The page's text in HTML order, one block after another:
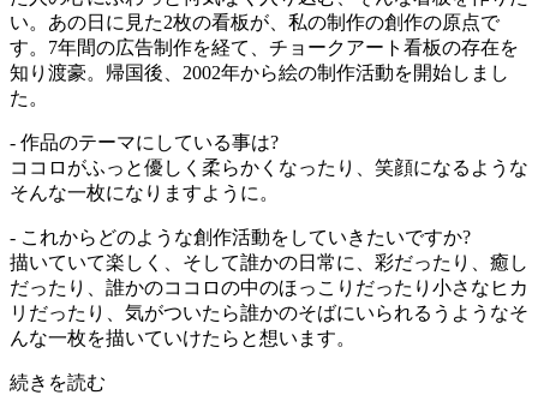
い。あの日に見た2枚の看板が、私の制作の創作の原点で
す。7年間の広告制作を経て、チョークアート看板の存在を
知り渡豪。帰国後、2002年から絵の制作活動を開始しまし
た。
- 作品のテーマにしている事は?
ココロがふっと優しく柔らかくなったり、笑顔になるような
そんな一枚になりますように。
- これからどのような創作活動をしていきたいですか?
描いていて楽しく、そして誰かの日常に、彩だったり、癒し
だったり、誰かのココロの中のほっこりだったり小さなヒカ
リだったり、気がついたら誰かのそばにいられるうようなそ
んな一枚を描いていけたらと想います。
続きを読む